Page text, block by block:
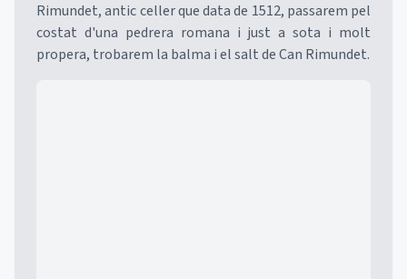
Rimundet, antic celler que data de 1512, passarem pel
costat d'una pedrera romana i just a sota i molt
propera, trobarem la balma i el salt de Can Rimundet.